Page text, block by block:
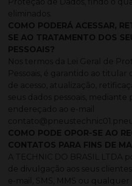
eliminados.
COMO PODERÁ ACESSAR,
SE AO TRATAMENTO DOS
PESSOAIS?
Nos termos da Lei Geral de
Pessoais, é garantido ao titular
de acesso, atualização,
seus dados pessoais, mediante
endereçado ao e-mail
COMO PODE OPOR-SE AO
CONTATOS PARA FINS DE
A TECHNIC DO BRASIL LTDA
de divulgação aos seus
e-mail, SMS, MMS ou